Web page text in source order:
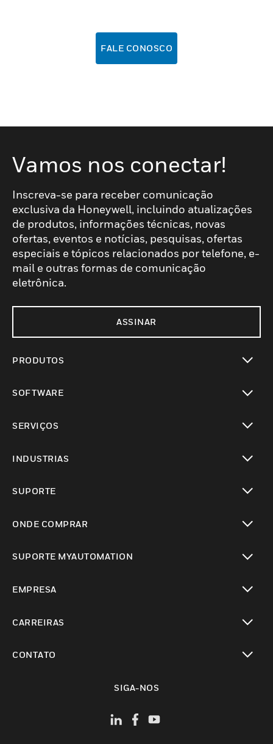
FALE CONOSCO
Vamos nos conectar!
Inscreva-se para receber comunicação
exclusiva da Honeywell, incluindo atualizações
de produtos, informações técnicas, novas
ofertas, eventos e notícias, pesquisas, ofertas
especiais e tópicos relacionados por telefone, e-
mail e outras formas de comunicação
eletrônica.
ASSINAR
PRODUTOS
SOFTWARE
SERVIÇOS
INDUSTRIAS
SUPORTE
ONDE COMPRAR
SUPORTE MYAUTOMATION
EMPRESA
CARREIRAS
CONTATO
SIGA-NOS